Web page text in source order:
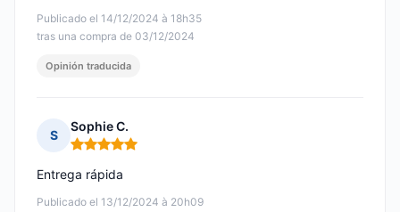
Publicado el 14/12/2024 à 18h35
tras una compra de 03/12/2024
Opinión traducida
S
Sophie C.
Nota: 5 de 5
Publicado el 13/12/2024 à 20h09
Entrega rápida